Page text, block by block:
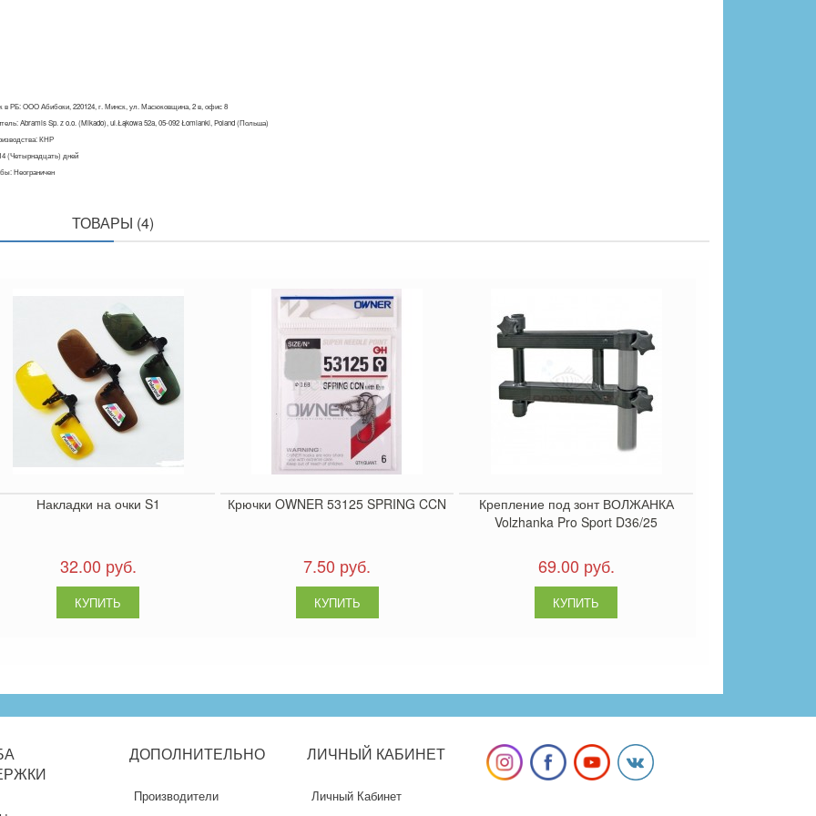
в РБ: ООО Абибоки, 220124, г. Минск, ул. Масюковщина, 2 в, офис 8
Abramis Sp. z o.o. (Mikado), ul.Łąkowa 52a, 05-092 Łomianki, Poland (Польша)
КНР
(Четырнадцать) дней
Неограничен
ТОВАРЫ (4)
Накладки на очки S1
32.00 руб.
Крючки OWNER 53125 SPRING CCN
7.50 руб.
Крепление под зонт ВОЛЖАНКА
Volzhanka Pro Sport D36/25
69.00 руб.
ДОПОЛНИТЕЛЬНО
Производители
ЛИЧНЫЙ КАБИНЕТ
Личный Кабинет